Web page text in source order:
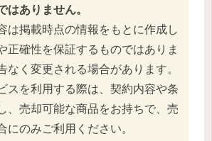
はありません。
は掲載時点の情報をもとに作成し
正確性を保証するものではありま
なく変更される場合があります。
スを利用する際は、契約内容や条
、売却可能な商品をお持ちで、売
にのみご利用ください。